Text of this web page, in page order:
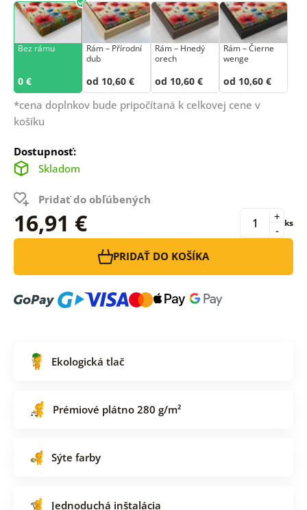
Bez rámu
0 €
Rám –⁠⁠⁠⁠⁠⁠ Přírodní
dub
od 10,60 €
Rám – Hnedý
orech
od 10,60 €
Rám – Čierne
wenge
od 10,60 €
*cena doplnkov bude pripočítaná k celkovej cene v
košíku
Dostupnosť:
Skladom
Pridať do obľúbených
16,91 € -
+ ks
PRIDAŤ DO KOŠÍKA
Ekologická tlač
Prémiové plátno 280 g/m²
Sýte farby
Jednoduchá inštalácia